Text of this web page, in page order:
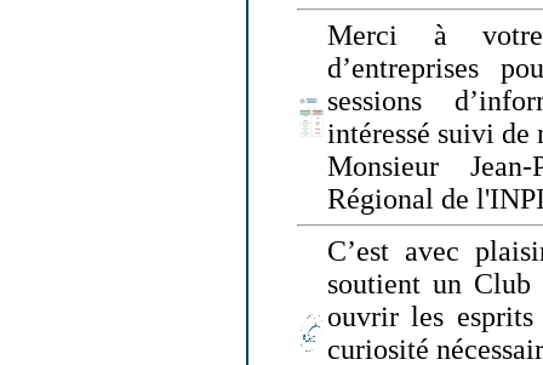
Merci à
d’entreprises
sessions
intéressé suivi de
Monsieur
Régional de
C’est avec
soutient un Club
ouvrir les
curiosité